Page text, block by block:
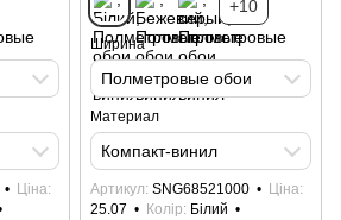
Ціна
+10
Ширина
Полметровые обои
Материал
Компакт-винил
Артикул SNG68521000
Ціна
25.07
Колір
Білий